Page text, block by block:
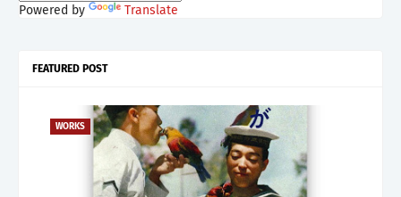
Powered by Translate
FEATURED POST
WORKS